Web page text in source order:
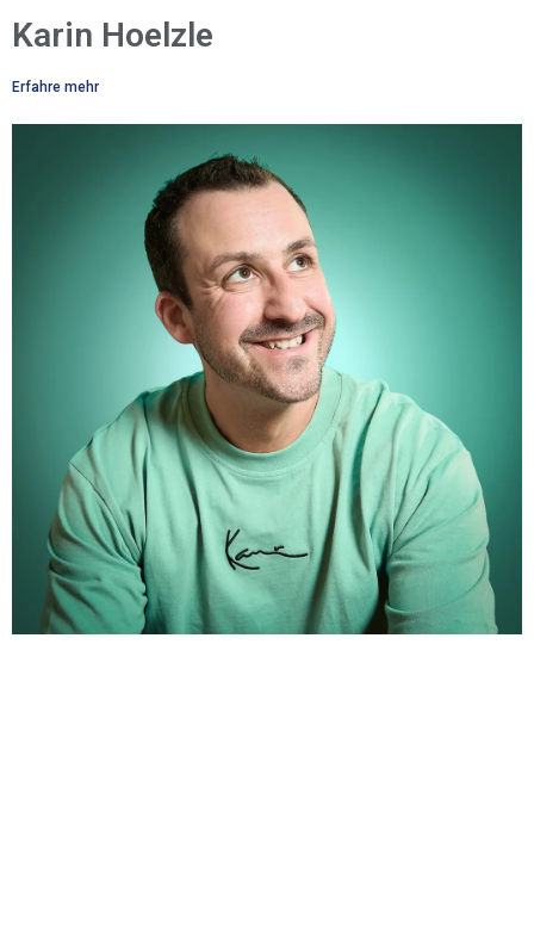
Karin Hoelzle
Erfahre mehr